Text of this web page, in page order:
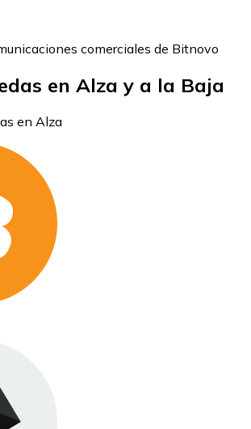
comerciales de Bitnovo
en Alza y a la Baja
en Alza